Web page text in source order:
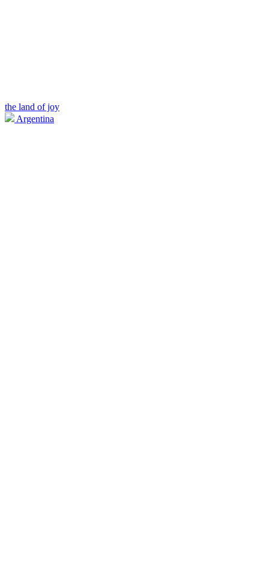
the land of joy
Argentina